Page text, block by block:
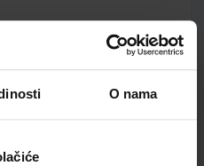
O nama
6941876260546